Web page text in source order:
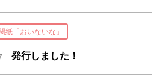
紙「おいないな」
発行しました！